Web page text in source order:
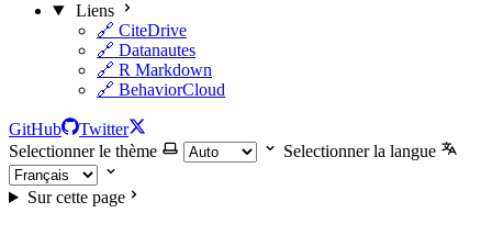
Liens
🔗 CiteDrive
🔗 Datanautes
🔗 R Markdown
🔗 BehaviorCloud
GitHub
Twitter
Selectionner le thème
Selectionner la langue
Sur cette page